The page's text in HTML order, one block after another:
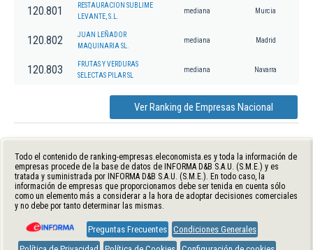
120.801
RESTAURACION SUBLIME
LEVANTE, S.L.
mediana Murcia
120.802
JUAN LEÑADOR
MAQUINARIA SL.
mediana Madrid
120.803
FRUTAS Y VERDURAS
SELECTAS PILAR SL
mediana Navarra
Ver Ranking de Empresas Nacional
Todo el contenido de ranking-empresas.eleconomista.es y toda la información de
empresas procede de la base de datos de INFORMA D&B S.A.U. (S.M.E.) y es
tratada y suministrada por INFORMA D&B S.A.U. (S.M.E.). En todo caso, la
información de empresas que proporcionamos debe ser tenida en cuenta sólo
como un elemento más a considerar a la hora de adoptar decisiones comerciales
y no debe por tanto determinar las mismas.
Preguntas Frecuentes Condiciones Generales